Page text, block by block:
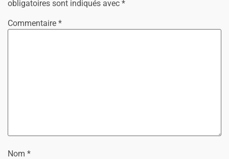
obligatoires sont indiqués avec *
Commentaire *
Nom *